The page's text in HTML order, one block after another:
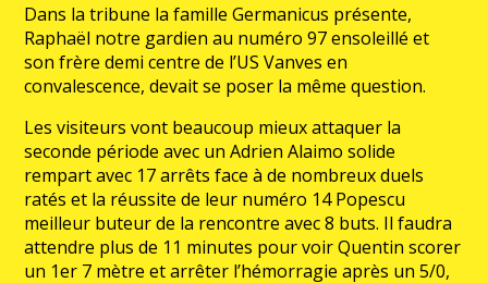
Dans la tribune la famille Germanicus présente,
Raphaël notre gardien au numéro 97 ensoleillé et
son frère demi centre de l’US Vanves en
convalescence, devait se poser la même question.
Les visiteurs vont beaucoup mieux attaquer la
seconde période avec un Adrien Alaimo solide
rempart avec 17 arrêts face à de nombreux duels
ratés et la réussite de leur numéro 14 Popescu
meilleur buteur de la rencontre avec 8 buts. Il faudra
attendre plus de 11 minutes pour voir Quentin scorer
un 1er 7 mètre et arrêter l’hémorragie après un 5/0,